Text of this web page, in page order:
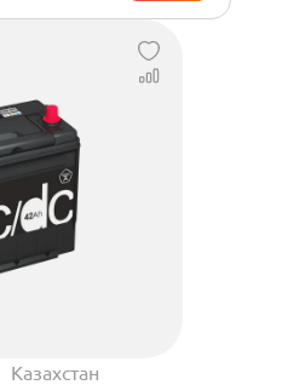
Казахстан